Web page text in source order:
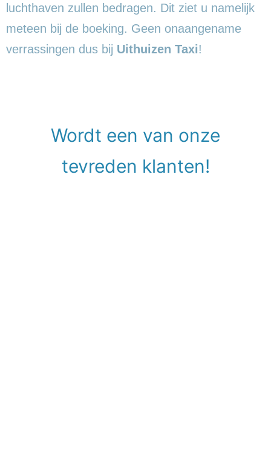
luchthaven zullen bedragen. Dit ziet u namelijk
meteen bij de boeking. Geen onaangename
verrassingen dus bij Uithuizen Taxi!
Wordt een van onze
tevreden klanten!